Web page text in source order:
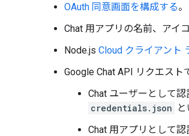
OAuth 同意画面を構成する。
Chat 用アプリの名前、アイ
Node.js Cloud クライアント
Google Chat API リクエス
Chat ユーザーとして認
credentials.json
Chat 用アプリとして認